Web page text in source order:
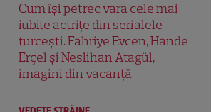
Cum își petrec vara cele mai
iubite actrițe din serialele
turcești. Fahriye Evcen, Hande
Erçel și Neslihan Atagül,
imagini din vacanță